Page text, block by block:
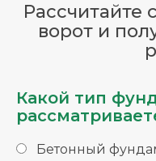
Рассчитайте
ворот и
Какой тип
Бетонный